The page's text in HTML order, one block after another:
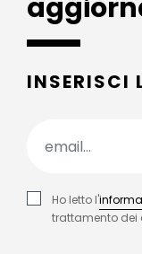
INSERISCI
Ho letto l'
trattamento dei